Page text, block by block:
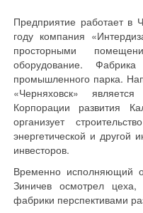
Предприятие работает в
году компания
просторными
оборудование.
промышленного парка.
«Черняховск»
Корпорации развития
организует
энергетической и другой
инвесторов.
Временно исполняющий
Зиничев осмотрел цеха,
фабрики перспективами